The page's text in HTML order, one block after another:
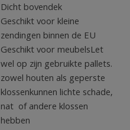
Dicht bovendek
Geschikt voor kleine
zendingen binnen de EU
Geschikt voor meubelsLet
wel op zijn gebruikte pallets.
zowel houten als geperste
klossenkunnen lichte schade,
nat of andere klossen
hebben